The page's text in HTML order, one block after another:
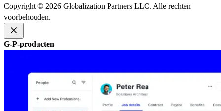
Copyright © 2026 Globalization Partners LLC. Alle rechten
voorbehouden.​​
G-P-producten​​